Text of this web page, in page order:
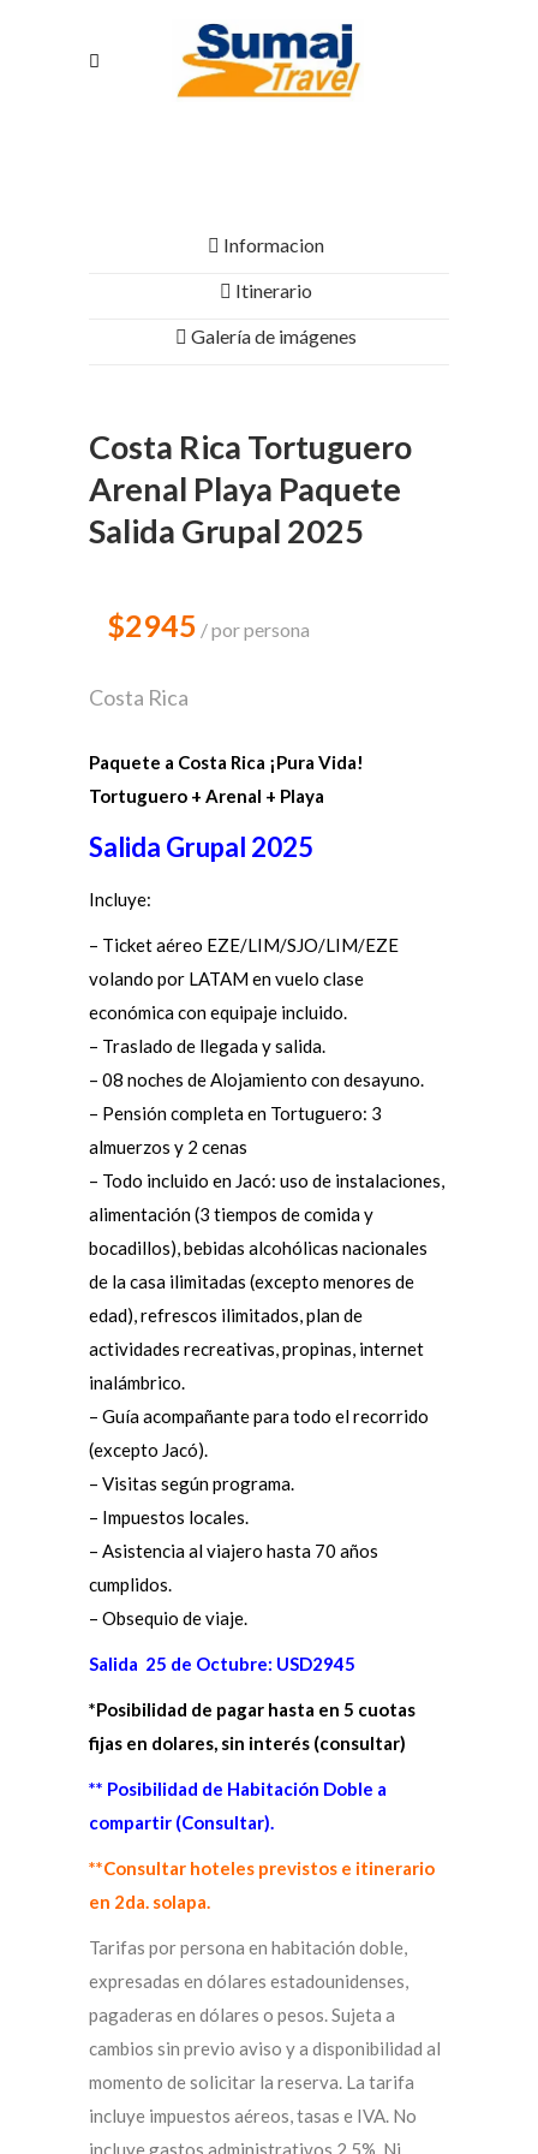
Informacion
Itinerario
Galería de imágenes
Costa Rica Tortuguero
Arenal Playa Paquete
Salida Grupal 2025
$2945 por persona
Costa Rica
Paquete a Costa Rica ¡Pura Vida!
Tortuguero + Arenal + Playa
Salida Grupal 2025
Incluye:
– Ticket aéreo EZE/LIM/SJO/LIM/EZE
volando por LATAM en vuelo clase
económica con equipaje incluido.
– Traslado de llegada y salida.
– 08 noches de Alojamiento con desayuno.
– Pensión completa en Tortuguero: 3
almuerzos y 2 cenas
– Todo incluido en Jacó: uso de instalaciones,
alimentación (3 tiempos de comida y
bocadillos), bebidas alcohólicas nacionales
de la casa ilimitadas (excepto menores de
edad), refrescos ilimitados, plan de
actividades recreativas, propinas, internet
inalámbrico.
– Guía acompañante para todo el recorrido
(excepto Jacó).
– Visitas según programa.
– Impuestos locales.
– Asistencia al viajero hasta 70 años
cumplidos.
– Obsequio de viaje.
Salida 25 de Octubre: USD2945
*Posibilidad de pagar hasta en 5 cuotas
fijas en dolares, sin interés (consultar)
** Posibilidad de Habitación Doble a
compartir (Consultar).
**Consultar hoteles previstos e itinerario
en 2da. solapa.
Tarifas por persona en habitación doble,
expresadas en dólares estadounidenses,
pagaderas en dólares o pesos. Sujeta a
cambios sin previo aviso y a disponibilidad al
momento de solicitar la reserva. La tarifa
incluye impuestos aéreos, tasas e IVA. No
incluye gastos administrativos 2.5%. Ni